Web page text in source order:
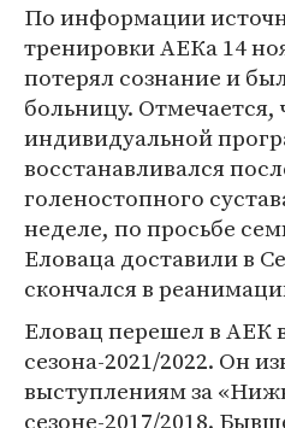
По информации
тренировки АЕКа 14
потерял сознание и
больницу. Отмечается,
индивидуальной
восстанавливался
голеностопного
неделе, по просьбе
Еловаца доставили в
скончался в
Еловац перешел в АЕК
сезона-2021/2022. Он
выступлениям за
сезоне-2017/2018.